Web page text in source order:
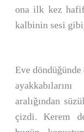
ona ilk kez hafif
kalbinin sesi
Eve döndüğünde
aralığından
çizdi. Kerem